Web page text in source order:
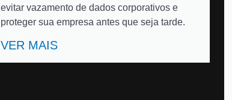
evitar vazamento de dados corporativos e
proteger sua empresa antes que seja tarde.
VER MAIS